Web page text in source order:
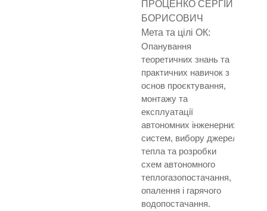
ПРОЦЕНКО СЕРГІЙ
БОРИСОВИЧ
Мета та цілі ОК:
Опанування
теоретичних знань та
практичних навичок з
основ проєктування,
монтажу та
експлуатації
автономних інженерних
систем, вибору джерел
тепла та розробки
схем автономного
теплогазопостачання,
опалення і гарячого
водопостачання.